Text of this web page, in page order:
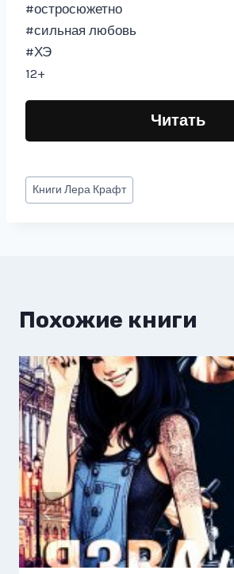
#остросюжетно
#сильная любовь
#ХЭ
12+
Читать
Метки
записи:
КнигиЛера Крафт
Похожие книги